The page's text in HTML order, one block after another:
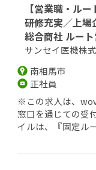
【営業職・ル
研修充実／上場
総合商社 ルー
サンセイ医機株
南相馬市
正社員
※この求人は、
窓口を通じての受
イルは、『固定ル